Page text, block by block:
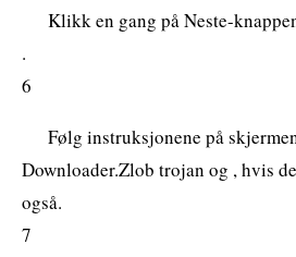
Klikk en gang på Neste-
.
6
Følg instruksjonene på
Downloader.Zlob trojan og , hvis
også.
7